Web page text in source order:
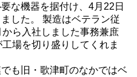
な機器を据付け、4月22日
した。 製造はベテラン従
ら入社しました事務兼庶
場を切り盛りしてくれま
も旧・歌津町のなかではベ